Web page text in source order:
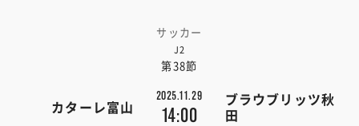
サッカー
J2
第38節
カターレ富山
2025.11.29
14:00
ブラウブリッツ秋
田